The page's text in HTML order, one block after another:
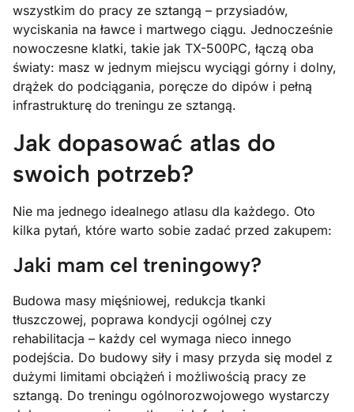
wszystkim do pracy ze sztangą – przysiadów,
wyciskania na ławce i martwego ciągu. Jednocześnie
nowoczesne klatki, takie jak TX-500PC, łączą oba
światy: masz w jednym miejscu wyciągi górny i dolny,
drążek do podciągania, poręcze do dipów i pełną
infrastrukturę do treningu ze sztangą.
Jak dopasować atlas do
swoich potrzeb?
Nie ma jednego idealnego atlasu dla każdego. Oto
kilka pytań, które warto sobie zadać przed zakupem:
Jaki mam cel treningowy?
Budowa masy mięśniowej, redukcja tkanki
tłuszczowej, poprawa kondycji ogólnej czy
rehabilitacja – każdy cel wymaga nieco innego
podejścia. Do budowy siły i masy przyda się model z
dużymi limitami obciążeń i możliwością pracy ze
sztangą. Do treningu ogólnorozwojowego wystarczy